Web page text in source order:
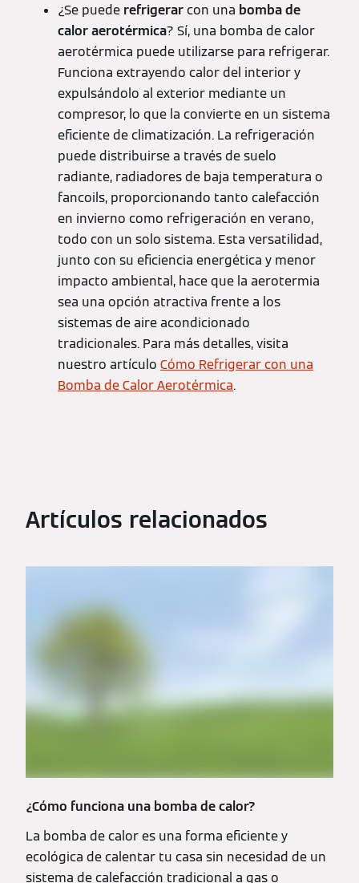
¿Se puede refrigerarcon una bomba de
calor aerotérmica? Sí, una bomba de calor
aerotérmica puede utilizarse para refrigerar.
Funciona extrayendo calor del interior y
expulsándolo al exterior mediante un
compresor, lo que la convierte en un sistema
eficiente de climatización. La refrigeración
puede distribuirse a través de suelo
radiante, radiadores de baja temperatura o
fancoils, proporcionando tanto calefacción
en invierno como refrigeración en verano,
todo con un solo sistema. Esta versatilidad,
junto con su eficiencia energética y menor
impacto ambiental, hace que la aerotermia
sea una opción atractiva frente a los
sistemas de aire acondicionado
tradicionales. Para más detalles, visita
nuestro artículo Cómo Refrigerar con una
Bomba de Calor Aerotérmica.
Artículos relacionados
¿Cómo funciona una bomba de calor?
La bomba de calor es una forma eficiente y
ecológica de calentar tu casa sin necesidad de un
sistema de calefacción tradicional a gas o